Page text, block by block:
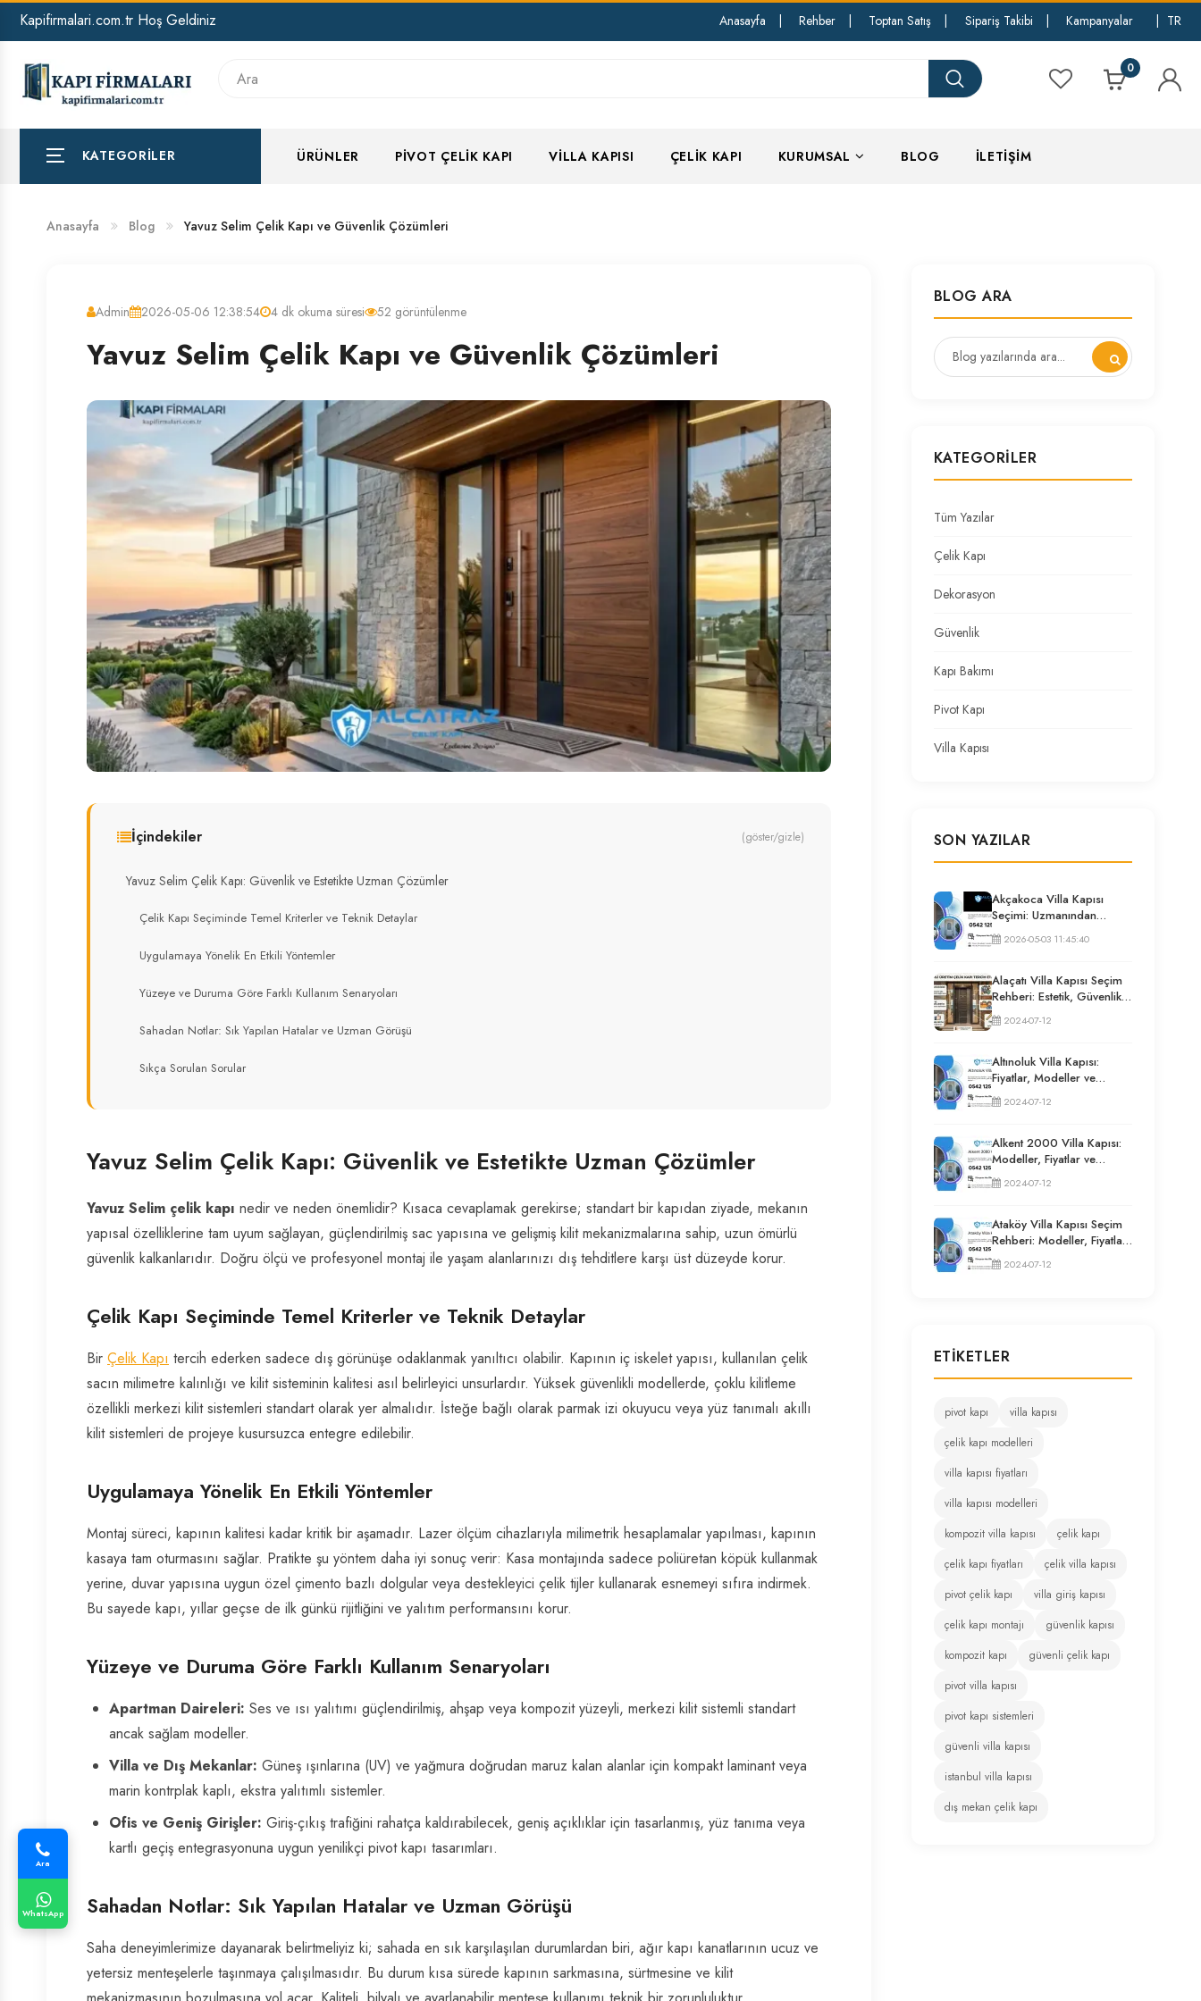
HAKKIMIZDA
BANKA HESAP NUMARALARIMIZ
Kapifirmalari.com.tr Hoş Geldiniz Anasayfa Rehber Toptan Satış Sipariş Takibi Kampanyalar TR
0
KATEGORILER ÜRÜNLER PIVOT ÇELIK KAPI VILLA KAPISI ÇELIK KAPI KURUMSAL BLOG İLETIŞIM
Anasayfa Blog Yavuz Selim Çelik Kapı ve Güvenlik Çözümleri
Admin 2026-05-06 12:38:54 4 dk okuma süresi 52 görüntülenme
Yavuz Selim Çelik Kapı ve Güvenlik Çözümleri
İçindekiler (göster/gizle)
Yavuz Selim Çelik Kapı: Güvenlik ve Estetikte Uzman Çözümler
Çelik Kapı Seçiminde Temel Kriterler ve Teknik Detaylar
Uygulamaya Yönelik En Etkili Yöntemler
Yüzeye ve Duruma Göre Farklı Kullanım Senaryoları
Sahadan Notlar: Sık Yapılan Hatalar ve Uzman Görüşü
Sıkça Sorulan Sorular
Yavuz Selim Çelik Kapı: Güvenlik ve Estetikte Uzman Çözümler
Yavuz Selim çelik kapı nedir ve neden önemlidir? Kısaca cevaplamak gerekirse; standart bir kapıdan ziyade, mekanın
yapısal özelliklerine tam uyum sağlayan, güçlendirilmiş sac yapısına ve gelişmiş kilit mekanizmalarına sahip, uzun ömürlü
güvenlik kalkanlarıdır. Doğru ölçü ve profesyonel montaj ile yaşam alanlarınızı dış tehditlere karşı üst düzeyde korur.
Çelik Kapı Seçiminde Temel Kriterler ve Teknik Detaylar
Bir Çelik Kapı tercih ederken sadece dış görünüşe odaklanmak yanıltıcı olabilir. Kapının iç iskelet yapısı, kullanılan çelik
sacın milimetre kalınlığı ve kilit sisteminin kalitesi asıl belirleyici unsurlardır. Yüksek güvenlikli modellerde, çoklu kilitleme
özellikli merkezi kilit sistemleri standart olarak yer almalıdır. İsteğe bağlı olarak parmak izi okuyucu veya yüz tanımalı akıllı
kilit sistemleri de projeye kusursuzca entegre edilebilir.
Uygulamaya Yönelik En Etkili Yöntemler
Montaj süreci, kapının kalitesi kadar kritik bir aşamadır. Lazer ölçüm cihazlarıyla milimetrik hesaplamalar yapılması, kapının
kasaya tam oturmasını sağlar. Pratikte şu yöntem daha iyi sonuç verir: Kasa montajında sadece poliüretan köpük kullanmak
yerine, duvar yapısına uygun özel çimento bazlı dolgular veya destekleyici çelik tijler kullanarak esnemeyi sıfıra indirmek.
Bu sayede kapı, yıllar geçse de ilk günkü rijitliğini ve yalıtım performansını korur.
Yüzeye ve Duruma Göre Farklı Kullanım Senaryoları
Apartman Daireleri: Ses ve ısı yalıtımı güçlendirilmiş, ahşap veya kompozit yüzeyli, merkezi kilit sistemli standart
ancak sağlam modeller.
Villa ve Dış Mekanlar: Güneş ışınlarına (UV) ve yağmura doğrudan maruz kalan alanlar için kompakt laminant veya
marin kontrplak kaplı, ekstra yalıtımlı sistemler.
Ofis ve Geniş Girişler: Giriş-çıkış trafiğini rahatça kaldırabilecek, geniş açıklıklar için tasarlanmış, yüz tanıma veya
kartlı geçiş entegrasyonuna uygun yenilikçi pivot kapı tasarımları.
Sahadan Notlar: Sık Yapılan Hatalar ve Uzman Görüşü
Saha deneyimlerimize dayanarak belirtmeliyiz ki; sahada en sık karşılaşılan durumlardan biri, ağır kapı kanatlarının ucuz ve
yetersiz menteşelerle taşınmaya çalışılmasıdır. Bu durum kısa sürede kapının sarkmasına, sürtmesine ve kilit
BLOG ARA
KATEGORILER
Tüm Yazılar
Çelik Kapı
Dekorasyon
Güvenlik
Kapı Bakımı
Pivot Kapı
Villa Kapısı
SON YAZILAR
Akçakoca Villa Kapısı
Seçimi: Uzmanından
Güvenlik ve İzolasyon
Rehberi
2026-05-03 11:45:40
Alaçatı Villa Kapısı Seçim
Rehberi: Estetik, Güvenlik
ve Püf Noktaları
2024-07-12
Altınoluk Villa Kapısı:
Fiyatlar, Modeller ve
Uzman Seçim Rehberi
2024-07-12
Alkent 2000 Villa Kapısı:
Modeller, Fiyatlar ve
Uzman Seçim Rehberi
2024-07-12
Ataköy Villa Kapısı Seçim
Rehberi: Modeller, Fiyatlar
ve Uzman Tavsiyeleri
2024-07-12
ETIKETLER
pivot kapı
villa kapısı
çelik kapı modelleri
villa kapısı fiyatları
villa kapısı modelleri
kompozit villa kapısı
çelik kapı
çelik kapı fiyatları
çelik villa kapısı
pivot çelik kapı
villa giriş kapısı
çelik kapı montajı
güvenlik kapısı
kompozit kapı
güvenli çelik kapı
pivot villa kapısı
pivot kapı sistemleri
güvenli villa kapısı
istanbul villa kapısı
dış mekan çelik kapı
Ara
WhatsApp